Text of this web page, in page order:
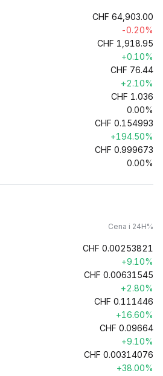
CHF 64,903.00
-0.20%
CHF 1,918.95
+0.10%
CHF 76.44
+2.10%
CHF 1.036
0.00%
CHF 0.154993
+194.50%
CHF 0.999673
0.00%
Cena i 24H%
CHF 0.00253821
+9.10%
CHF 0.00631545
+2.80%
CHF 0.111446
+16.60%
CHF 0.09664
+9.10%
CHF 0.00314076
+38.00%